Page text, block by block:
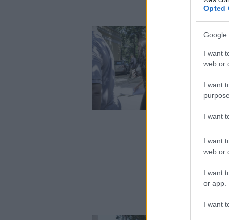
Opted
Google
I want
web or
I want
I want
I want
web or
I want
or app.
I want